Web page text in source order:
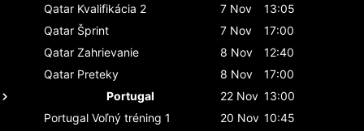
Qatar Kvalifikácia 2 7 Nov
13:05
Qatar Šprint 7 Nov
17:00
Qatar Zahrievanie 8 Nov
12:40
Qatar Preteky 8 Nov
17:00
Portugal
22 Nov 13:00
Portugal Voľný tréning 1 20 Nov 10:45